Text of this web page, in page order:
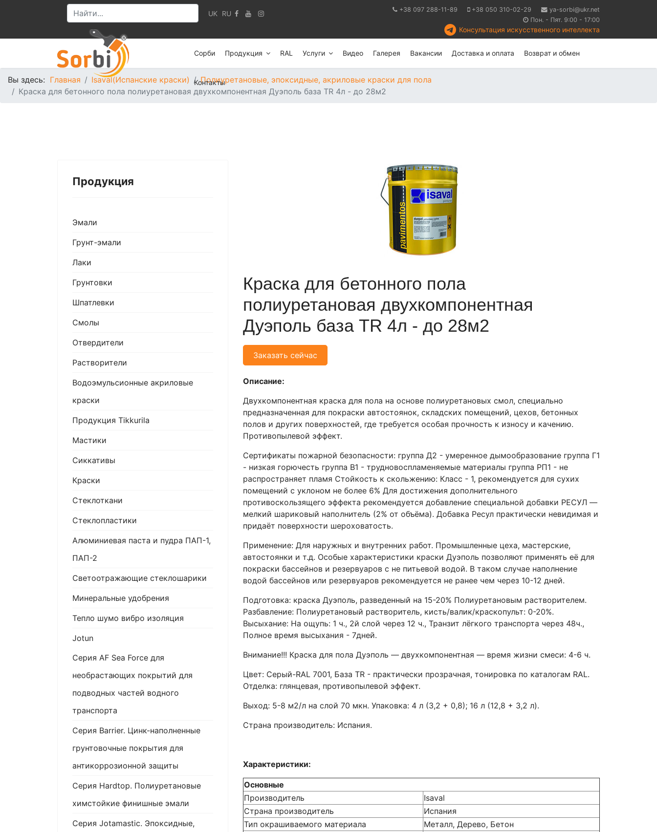
UK RU +38 097 288-11-89 +38 050 310-02-29
ya-sorbi@ukr.net
Пон. - Пят. 9:00 - 17:00
Консультация искусственного интеллекта
Сорби Продукция RAL Услуги Видео Галерея Вакансии Доставка и оплата Возврат и обмен
Контакты
Вы здесь: Главная Isaval(Испанские краски)
Полиуретановые, эпоксидные, акриловые краски для пола
Краска для бетонного пола полиуретановая двухкомпонентная Дуэполь база TR 4л - до 28м2
Продукция
Эмали
Грунт-эмали
Лаки
Грунтовки
Шпатлевки
Смолы
Отвердители
Растворители
Водоэмульсионные акриловые
краски
Продукция Tikkurila
Мастики
Сиккативы
Краски
Стеклоткани
Стеклопластики
Алюминиевая паста и пудра ПАП-1,
ПАП-2
Светоотражающие стеклошарики
Минеральные удобрения
Тепло шумо вибро изоляция
Jotun
Серия AF Sea Force для
необрастающих покрытий для
подводных частей водного
транспорта
Серия Barrier. Цинк-наполненные
грунтовочные покрытия для
антикоррозионной защиты
Серия Hardtop. Полиуретановые
химстойкие финишные эмали
Серия Jotamastic. Эпоксидные,
Краска для бетонного пола
полиуретановая двухкомпонентная
Дуэполь база TR 4л - до 28м2
Заказать сейчас
Описание:
Двухкомпонентная краска для пола на основе полиуретановых смол, специально
предназначенная для покраски автостоянок, складских помещений, цехов, бетонных
полов и других поверхностей, где требуется особая прочность к износу и качению.
Противопылевой эффект.
Сертификаты пожарной безопасности: группа Д2 - умеренное дымообразование группа Г1
- низкая горючесть группа В1 - трудновоспламеняемые материалы группа РП1 - не
распространяет пламя Стойкость к скольжению: Класс - 1, рекомендуется для сухих
помещений с уклоном не более 6% Для достижения дополнительного
противоскользящего эффекта рекомендуется добавление специальной добавки РЕСУЛ ―
мелкий шариковый наполнитель (2% от объёма). Добавка Ресул практически невидимая и
придаёт поверхности шероховатость.
Применение: Для наружных и внутренних работ. Промышленные цеха, мастерские,
автостоянки и т.д. Особые характеристики краски Дуэполь позволяют применять её для
покраски бассейнов и резервуаров с не питьевой водой. В таком случае наполнение
водой бассейнов или резервуаров рекомендуется не ранее чем через 10-12 дней.
Подготовка: краска Дуэполь, разведенный на 15-20% Полиуретановым растворителем.
Разбавление: Полиуретановый растворитель, кисть/валик/краскопульт: 0-20%.
Высыхание: На ощупь: 1 ч., 2й слой через 12 ч., Транзит лёгкого транспорта через 48ч.,
Полное время высыхания - 7дней.
Внимание!!! Краска для пола Дуэполь ― двухкомпонентная ― время жизни смеси: 4-6 ч.
Цвет: Серый-RAL 7001, База TR - практически прозрачная, тонировка по каталогам RAL.
Отделка: глянцевая, противопылевой эффект.
Выход: 5-8 м2/л на слой 70 мкн. Упаковка: 4 л (3,2 + 0,8); 16 л (12,8 + 3,2 л).
Страна производитель: Испания.
Характеристики:
Основные
Производитель
Isaval
Страна производитель
Испания
Тип окрашиваемого материала
Металл, Дерево, Бетон